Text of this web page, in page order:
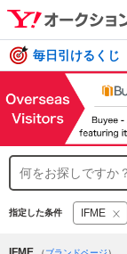
毎日引けるく
指定した条件 IFME